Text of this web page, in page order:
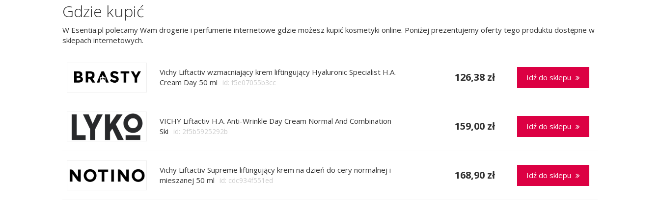
Gdzie kupić
W Esentia.pl polecamy Wam drogerie i perfumerie internetowe gdzie możesz kupić kosmetyki online. Poniżej prezentujemy oferty tego produktu dostępne w
sklepach internetowych.
Vichy Liftactiv wzmacniający krem liftingujący Hyaluronic Specialist H.A.
Cream Day 50 ml
id: f5e07055b3cc 126,38 zł Idź do sklepu
VICHY Liftactiv H.A. Anti-Wrinkle Day Cream Normal And Combination
Ski
id: 2f5b5925292b 159,00 zł Idź do sklepu
Vichy Liftactiv Supreme liftingujący krem na dzień do cery normalnej i
mieszanej 50 ml
id: cdc934f551ed 168,90 zł Idź do sklepu